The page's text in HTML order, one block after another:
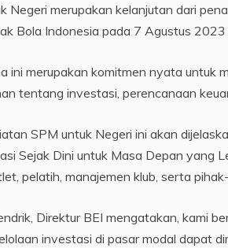
Negeri merupakan kelanjutan dari
Bola Indonesia pada 7 Agustus 2023
ini merupakan komitmen nyata untuk
tentang investasi, perencanaan
SPM untuk Negeri ini akan
Sejak Dini untuk Masa Depan yang
pelatih, manajemen klub, serta
Direktur BEI mengatakan, kami
investasi di pasar modal dapat